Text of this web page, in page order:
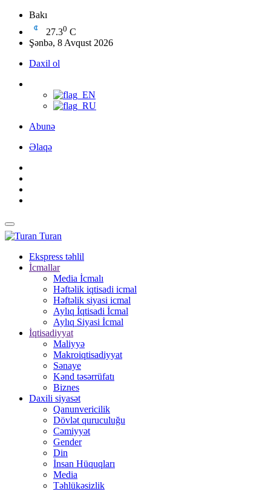
Bakı
27.30 C
Şənbə, 8 Avqust 2026
Daxil ol
Abunə
Əlaqə
Turan
Ekspress təhlil
İcmallar
Media İcmalı
Həftəlik iqtisadi icmal
Həftəlik siyasi icmal
Aylıq İqtisadi İcmal
Aylıq Siyasi İcmal
İqtisadiyyat
Maliyyə
Makroiqtisadiyyat
Sənaye
Kənd təsərrüfatı
Biznes
Daxili siyasət
Qanunvericilik
Dövlət quruculuğu
Cəmiyyət
Gender
Din
İnsan Hüquqları
Media
Təhlükəsizlik